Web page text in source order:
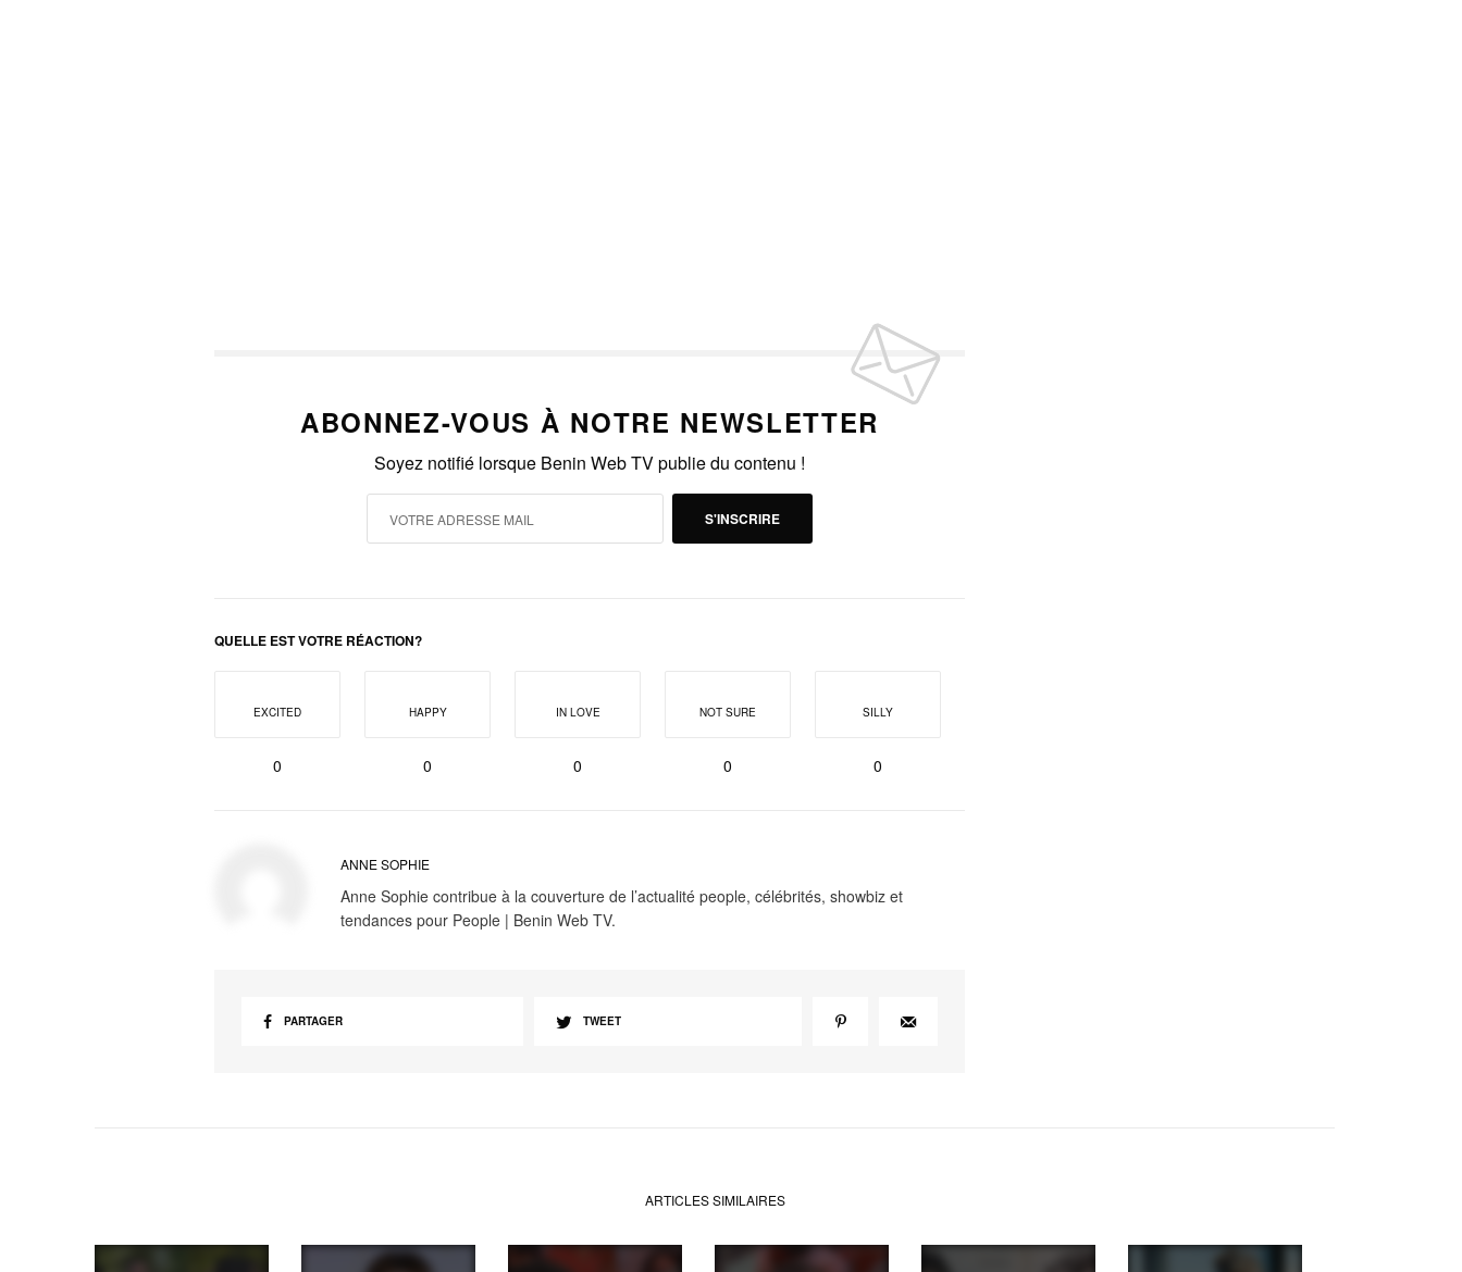
ABONNEZ-VOUS À NOTRE NEWSLETTER
Soyez notifié lorsque Benin Web TV publie du contenu !
S'INSCRIRE
QUELLE EST VOTRE RÉACTION?
EXCITED
0
HAPPY
0
IN LOVE
0
NOT SURE
0
SILLY
0
ANNE SOPHIE
Anne Sophie contribue à la couverture de l’actualité people, célébrités, showbiz et
tendances pour People | Benin Web TV.
PARTAGER TWEET
ARTICLES SIMILAIRES